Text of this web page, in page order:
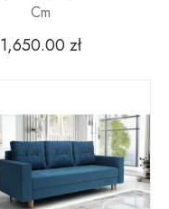
Cm
1,650.00 zł